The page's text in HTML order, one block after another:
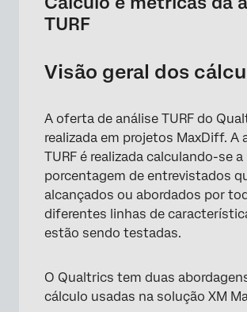
TURF
Visão geral dos
A oferta de análise TURF do
realizada em projetos MaxDiff. A
TURF é realizada calculando-se a
porcentagem de entrevistados
alcançados ou abordados por
diferentes linhas de
estão sendo testadas.
O Qualtrics tem duas
cálculo usadas na solução XM